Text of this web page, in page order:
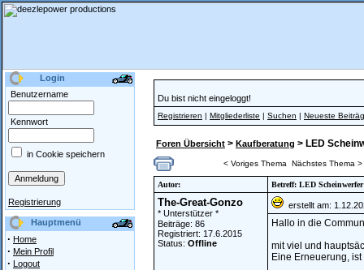
Login
Benutzername
Kennwort
in Cookie speichern
Registrierung
Hauptmenü
· Home
· Mein Profil
· Logout
Du bist nicht eingeloggt!
Registrieren | Mitgliederliste | Suchen | Neueste
Foren Übersicht > Kaufberatung > LED
< Voriges Thema Nächstes Thema >
Autor: Betreff: LED
The-Great-Gonzo
* Unterstützer *
Beiträge: 86
Registriert: 17.6.2015
Status: Offline
erstellt am:
Hallo in die
mit viel und
Eine Erneuerung,